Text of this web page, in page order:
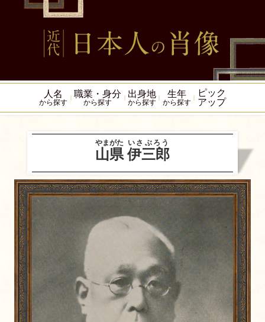
人名
から探す
職業・身分
から探す
出身地
から探す
生年
から探す
ピック
アップ
山県
やまがた
伊三郎
いさぶろう